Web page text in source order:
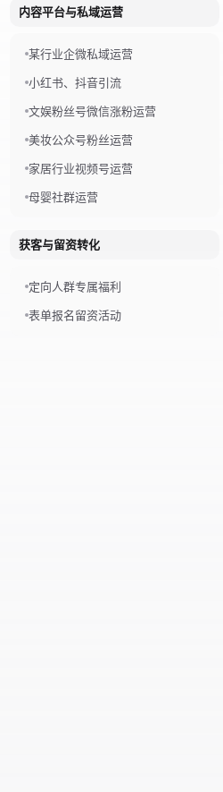
内容平台与私域运营
某行业企微私域运营
小红书、抖音引流
文娱粉丝号微信涨粉运营
美妆公众号粉丝运营
家居行业视频号运营
母婴社群运营
获客与留资转化
定向人群专属福利
表单报名留资活动